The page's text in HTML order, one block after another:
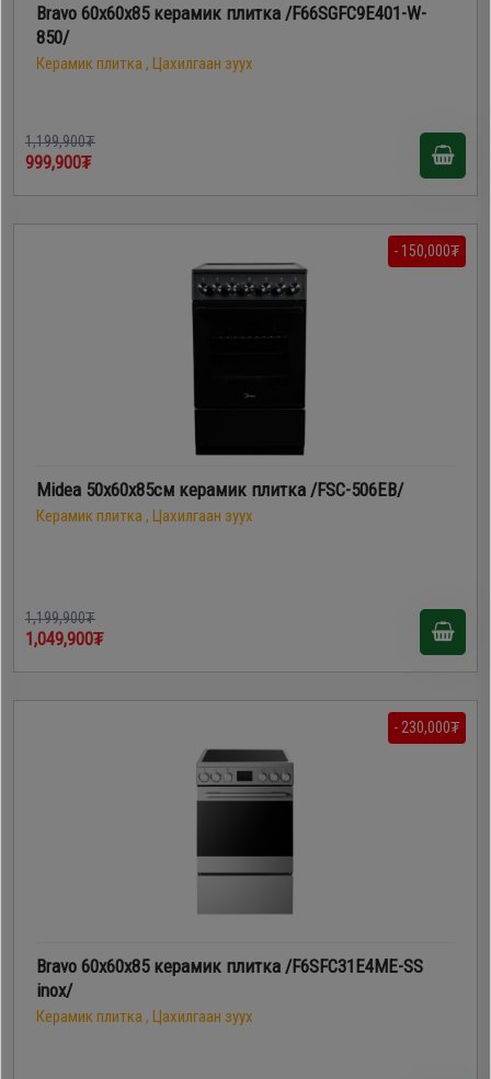
Bravo 60х60х85 керамик плитка /F66SGFC9E401-W-
850/
Керамик плитка , Цахилгаан зуух
1,199,900₮
999,900₮
- 150,000₮
Midea 50х60х85см керамик плитка /FSC-506EB/
Керамик плитка , Цахилгаан зуух
1,199,900₮
1,049,900₮
- 230,000₮
Bravo 60х60х85 керамик плитка /F6SFC31E4ME-SS
inox/
Керамик плитка , Цахилгаан зуух